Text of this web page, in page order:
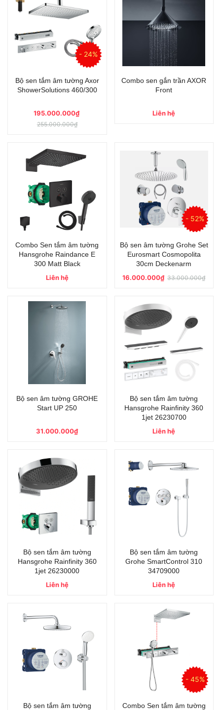
- 24%
Bộ sen tắm âm tường Axor
ShowerSolutions 460/300
195.000.000₫
255.000.000₫
Combo sen gắn trần AXOR
Front
Liên hệ
Combo Sen tắm âm tường
Hansgrohe Raindance E
300 Matt Black
Liên hệ
- 52%
Bộ sen âm tường Grohe Set
Eurosmart Cosmopolita
30cm Deckenarm
16.000.000₫33.000.000₫
Bộ sen âm tường GROHE
Start UP 250
31.000.000₫
Bộ sen tắm âm tường
Hansgrohe Rainfinity 360
1jet 26230700
Liên hệ
Bộ sen tắm âm tường
Hansgrohe Rainfinity 360
1jet 26230000
Liên hệ
Bộ sen tắm âm tường
Grohe SmartControl 310
34709000
Liên hệ
Bộ sen tắm âm tường
- 45%
Combo Sen tắm âm tường